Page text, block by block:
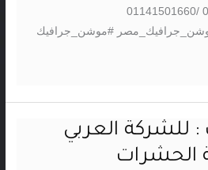
الارقام التالية: 01017421724 /01141501660
#موشن_جرافيك
العربي
الحشرات